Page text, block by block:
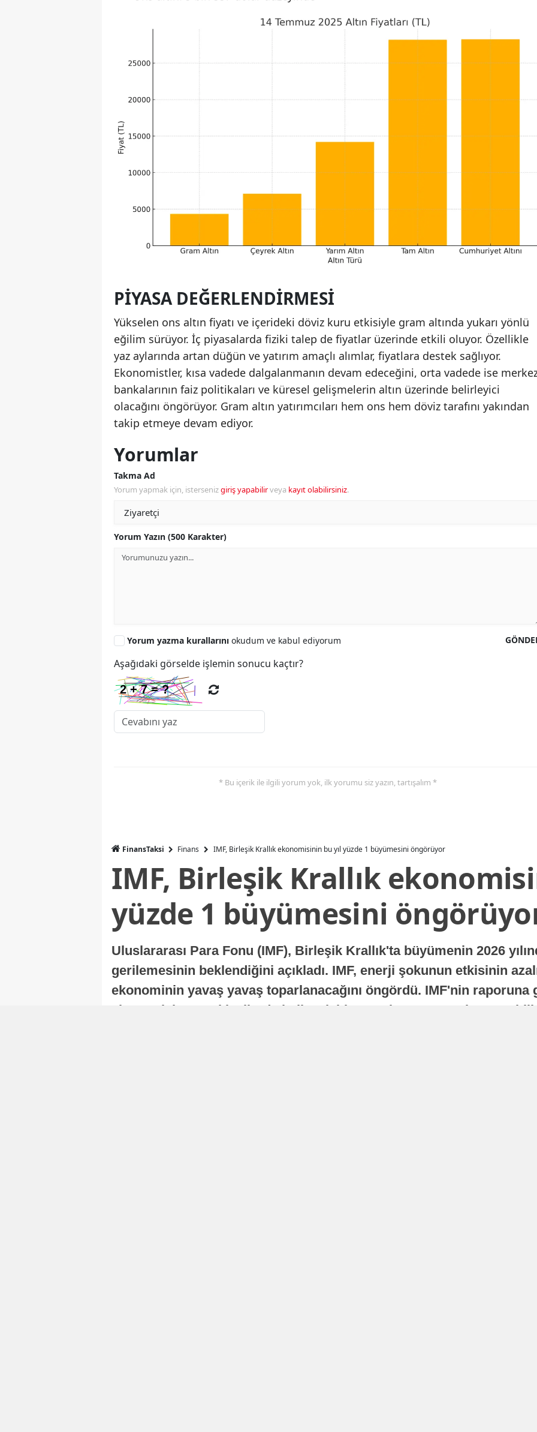
PIYASA DEĞERLENDIRMESI
Yükselen ons altın fiyatı ve içerideki döviz kuru etkisiyle gram altında yukarı yönlü
eğilim sürüyor. İç piyasalarda fiziki talep de fiyatlar üzerinde etkili oluyor. Özellikle
yaz aylarında artan düğün ve yatırım amaçlı alımlar, fiyatlara destek sağlıyor.
Ekonomistler, kısa vadede dalgalanmanın devam edeceğini, orta vadede ise
bankalarının faiz politikaları ve küresel gelişmelerin altın üzerinde belirleyici
olacağını öngörüyor. Gram altın yatırımcıları hem ons hem döviz tarafını yakından
takip etmeye devam ediyor.
Yorumlar
Takma Ad
Yorum yapmak için, istersenizgiriş yapabilirveya kayıt olabilirsiniz.
Yorum Yazın (500 Karakter)
Yorum yazma kurallarını okudum ve kabul ediyorum
Aşağıdaki görselde işlemin sonucu kaçtır?
* Bu içerik ile ilgili yorum yok, ilk yorumu siz yazın, tartışalım *
FinansTaksi Finans IMF, Birleşik Krallık ekonomisinin bu yıl yüzde 1 büyümesini öngörüyor
IMF, Birleşik Krallık
yüzde 1 büyümesini
Uluslararası Para Fonu (IMF), Birleşik Krallık'ta büyümenin 2026
gerilemesinin beklendiğini açıkladı. IMF, enerji şokunun etkisinin
ekonominin yavaş yavaş toparlanacağını öngördü. IMF'nin raporuna
ekonomisi, sonraki yıllarda istikrarlı bir toparlanma süreci